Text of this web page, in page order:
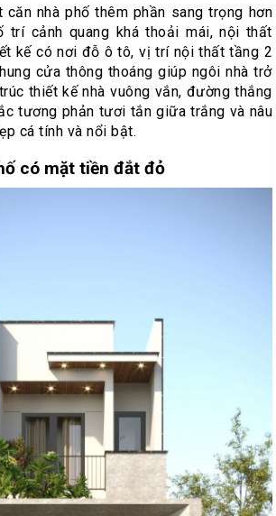
nhà phố thêm phần sang trọng hơn
trí cảnh quang khá thoải mái, nội thất
kế có nơi đỗ ô tô, vị trí nội thất tầng 2
cửa thông thoáng giúp ngôi nhà trở
thiết kế nhà vuông vắn, đường thắng
tương phản tươi tắn giữa trắng và nâu
cá tính và nổi bật.
có mặt tiền đắt đỏ